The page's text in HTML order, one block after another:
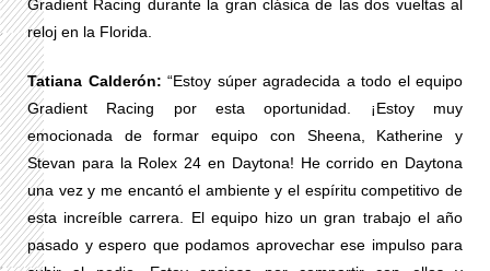
Gradient Racing durante la gran clásica de las dos vueltas al
reloj en la Florida.
Tatiana Calderón: “Estoy súper agradecida a todo el equipo
Gradient Racing por esta oportunidad. ¡Estoy muy
emocionada de formar equipo con Sheena, Katherine y
Stevan para la Rolex 24 en Daytona! He corrido en Daytona
una vez y me encantó el ambiente y el espíritu competitivo de
esta increíble carrera. El equipo hizo un gran trabajo el año
pasado y espero que podamos aprovechar ese impulso para